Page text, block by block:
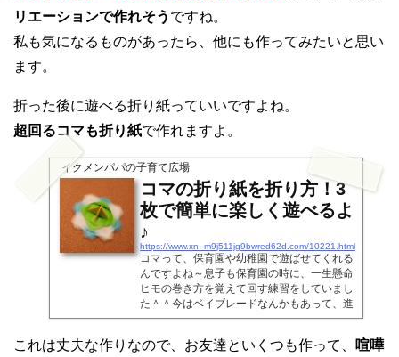
リエーションで作れそう ですね。
私も気になるものがあったら、他にも作ってみたいと思い
ます。
折った後に遊べる折り紙っていいですよね。
超回るコマも折り紙で作れますよ。
イクメンパパの子育て広場
コマの折り紙を折り方！3
枚で簡単に楽しく遊べるよ
♪
https://www.xn--m9j511jg9bwred62d.com/10221.html
コマって、保育園や幼稚園で遊ばせてくれる
んですよね～息子も保育園の時に、一生懸命
ヒモの巻き方を覚えて回す練習をしていまし
た＾＾今はベイブレードなんかもあって、進
化していますが子供たちにもまた身近なもの
コマを折り紙で折っていきたいと思います♪
これは丈夫な作りなので、お友達といくつも作って、
喧嘩